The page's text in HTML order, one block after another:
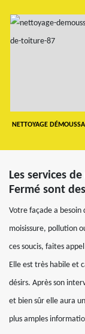
NETTOYAGE
Les services
Fermé sont
Votre façade a besoin
moisissure, pollution
ces soucis, faites
Elle est très habile et
désirs. Après son
et bien sûr elle aura
plus amples